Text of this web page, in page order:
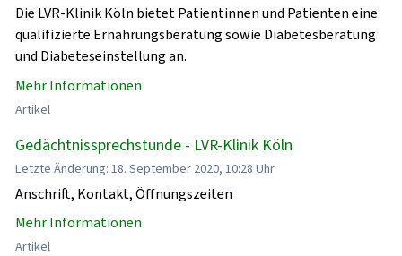
Die LVR-Klinik Köln bietet Patientinnen und Patienten eine
qualifizierte Ernährungsberatung sowie Diabetesberatung
und Diabeteseinstellung an.
Mehr Informationen
Artikel
Gedächtnissprechstunde - LVR-Klinik Köln
Letzte Änderung: 18. September 2020, 10:28 Uhr
Anschrift, Kontakt, Öffnungszeiten
Mehr Informationen
Artikel